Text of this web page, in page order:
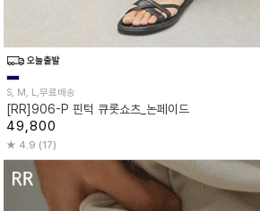
S, M, L,무료배송
[RR]906-P 핀턱 큐롯쇼츠_논페이드
49,800
4.9 (17)